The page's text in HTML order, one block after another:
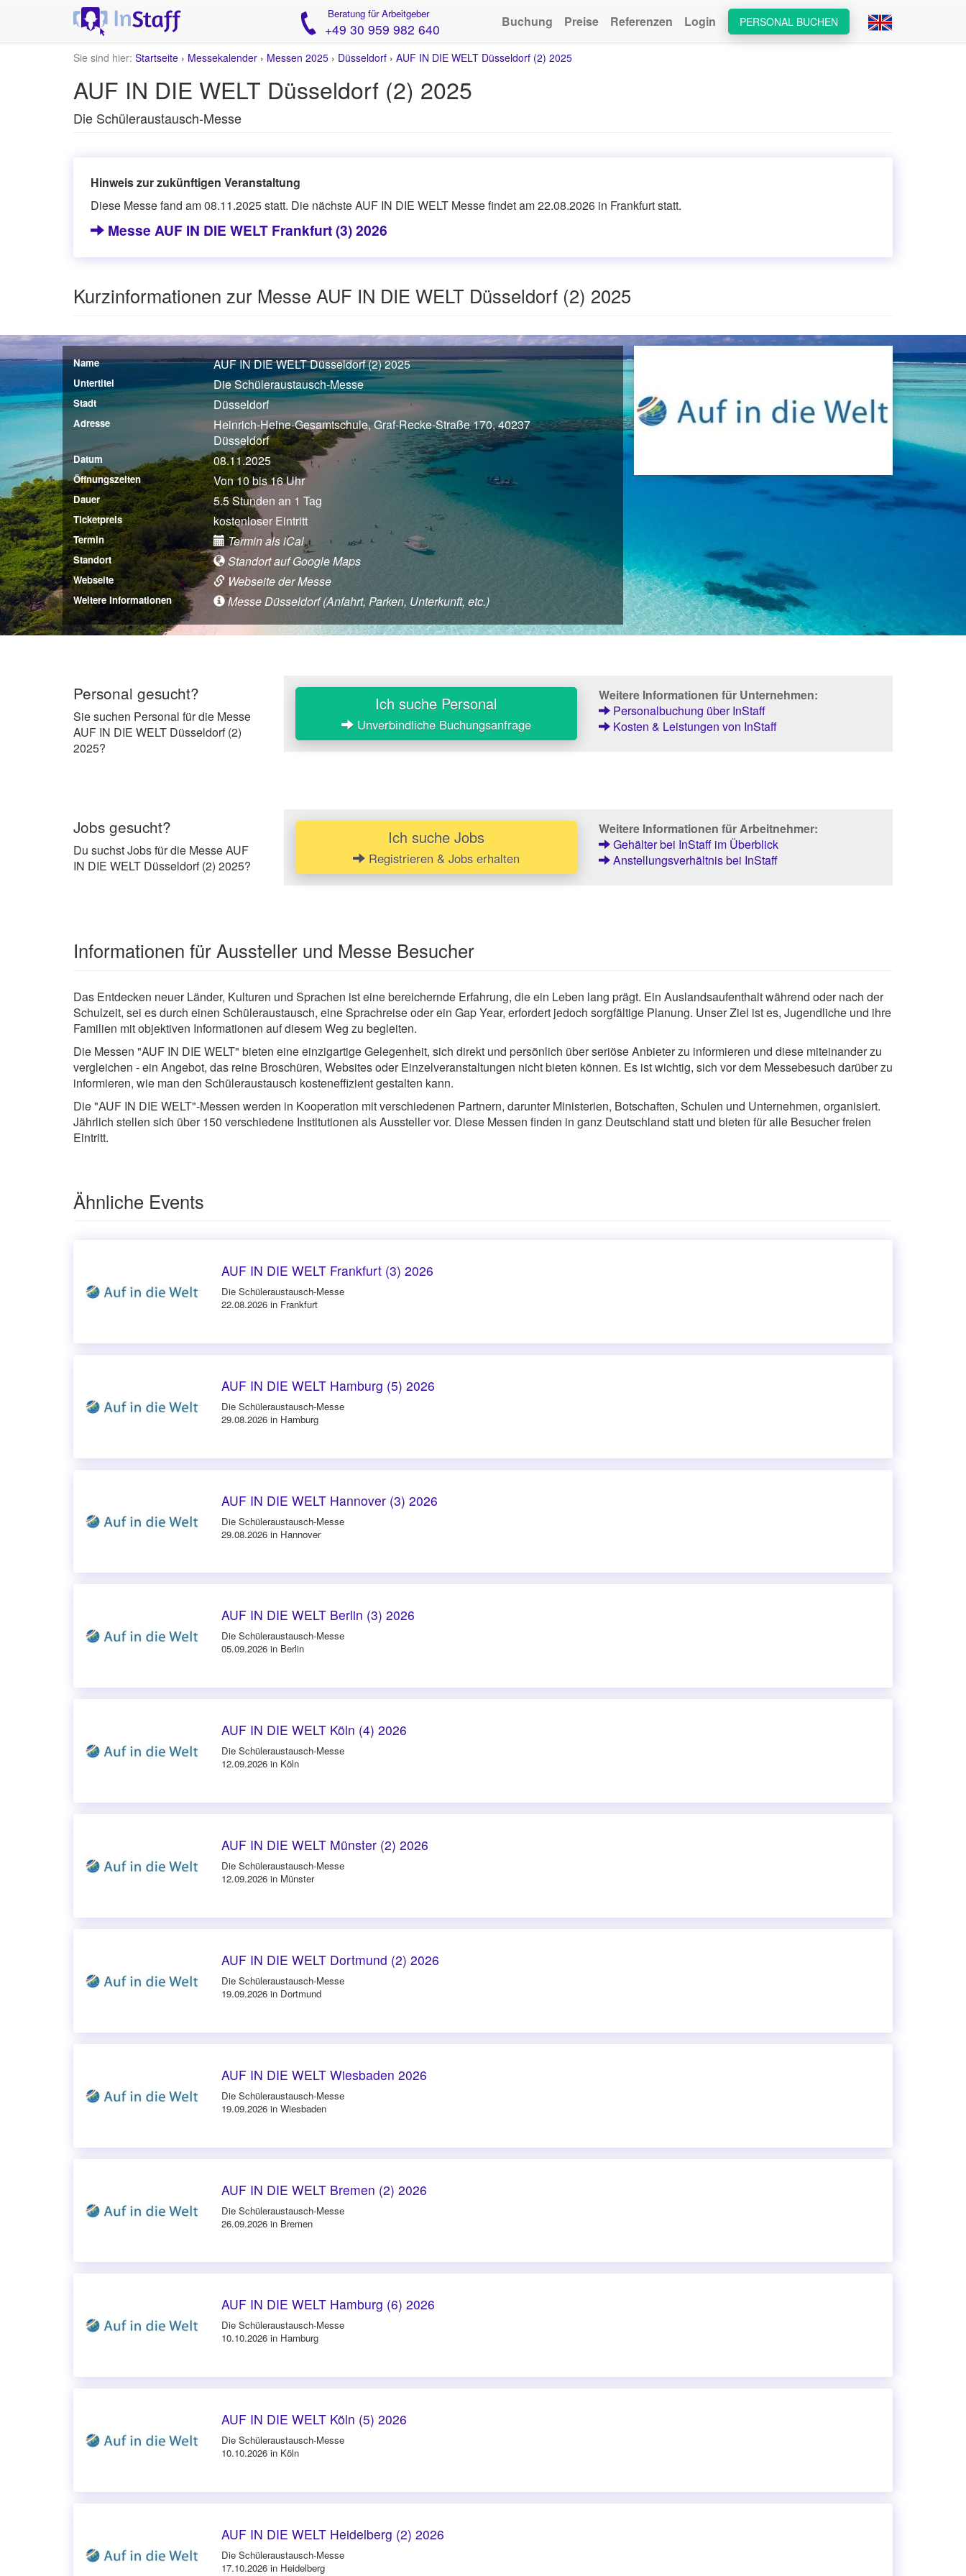
Beratung für Arbeitgeber
+49 30 959 982 640 PERSONAL BUCHEN
Buchung Preise Referenzen Login
Sie sind hier: Startseite › Messekalender › Messen 2025 › Düsseldorf › AUF IN DIE WELT Düsseldorf (2) 2025
AUF IN DIE WELT Düsseldorf (2) 2025
Die Schüleraustausch-Messe
Hinweis zur zukünftigen Veranstaltung
Diese Messe fand am 08.11.2025 statt. Die nächste AUF IN DIE WELT Messe findet am 22.08.2026 in Frankfurt statt.
Messe AUF IN DIE WELT Frankfurt (3) 2026
Kurzinformationen zur Messe AUF IN DIE WELT Düsseldorf (2) 2025
Name AUF IN DIE WELT Düsseldorf (2) 2025
Untertitel Die Schüleraustausch-Messe
Stadt Düsseldorf
Adresse
Heinrich-Heine-Gesamtschule, Graf-Recke-Straße 170, 40237
Düsseldorf
Datum 08.11.2025
Öffnungszeiten Von 10 bis 16 Uhr
Dauer 5.5 Stunden an 1 Tag
Ticketpreis kostenloser Eintritt
Termin Termin als iCal
Standort Standort auf Google Maps
Webseite Webseite der Messe
Weitere Informationen Messe Düsseldorf (Anfahrt, Parken, Unterkunft, etc.)
Personal gesucht?
Sie suchen Personal für die Messe
AUF IN DIE WELT Düsseldorf (2)
2025?
Ich suche Personal
Unverbindliche Buchungsanfrage
Weitere Informationen für Unternehmen:
Personalbuchung über InStaff
Kosten & Leistungen von InStaff
Jobs gesucht?
Du suchst Jobs für die Messe AUF
IN DIE WELT Düsseldorf (2) 2025?
Ich suche Jobs
Registrieren & Jobs erhalten
Weitere Informationen für Arbeitnehmer:
Gehälter bei InStaff im Überblick
Anstellungsverhältnis bei InStaff
Informationen für Aussteller und Messe Besucher
Das Entdecken neuer Länder, Kulturen und Sprachen ist eine bereichernde Erfahrung, die ein Leben lang prägt. Ein Auslandsaufenthalt während oder nach der
Schulzeit, sei es durch einen Schüleraustausch, eine Sprachreise oder ein Gap Year, erfordert jedoch sorgfältige Planung. Unser Ziel ist es, Jugendliche und ihre
Familien mit objektiven Informationen auf diesem Weg zu begleiten.
Die Messen "AUF IN DIE WELT" bieten eine einzigartige Gelegenheit, sich direkt und persönlich über seriöse Anbieter zu informieren und diese miteinander zu
vergleichen - ein Angebot, das reine Broschüren, Websites oder Einzelveranstaltungen nicht bieten können. Es ist wichtig, sich vor dem Messebesuch darüber zu
informieren, wie man den Schüleraustausch kosteneffizient gestalten kann.
Die "AUF IN DIE WELT"-Messen werden in Kooperation mit verschiedenen Partnern, darunter Ministerien, Botschaften, Schulen und Unternehmen, organisiert.
Jährlich stellen sich über 150 verschiedene Institutionen als Aussteller vor. Diese Messen finden in ganz Deutschland statt und bieten für alle Besucher freien
Eintritt.
Ähnliche Events
AUF IN DIE WELT Frankfurt (3) 2026
Die Schüleraustausch-Messe
22.08.2026 in Frankfurt
AUF IN DIE WELT Hamburg (5) 2026
Die Schüleraustausch-Messe
29.08.2026 in Hamburg
AUF IN DIE WELT Hannover (3) 2026
Die Schüleraustausch-Messe
29.08.2026 in Hannover
AUF IN DIE WELT Berlin (3) 2026
Die Schüleraustausch-Messe
05.09.2026 in Berlin
AUF IN DIE WELT Köln (4) 2026
Die Schüleraustausch-Messe
12.09.2026 in Köln
AUF IN DIE WELT Münster (2) 2026
Die Schüleraustausch-Messe
12.09.2026 in Münster
AUF IN DIE WELT Dortmund (2) 2026
Die Schüleraustausch-Messe
19.09.2026 in Dortmund
AUF IN DIE WELT Wiesbaden 2026
Die Schüleraustausch-Messe
19.09.2026 in Wiesbaden
AUF IN DIE WELT Bremen (2) 2026
Die Schüleraustausch-Messe
26.09.2026 in Bremen
AUF IN DIE WELT Hamburg (6) 2026
Die Schüleraustausch-Messe
10.10.2026 in Hamburg
AUF IN DIE WELT Köln (5) 2026
Die Schüleraustausch-Messe
10.10.2026 in Köln
AUF IN DIE WELT Heidelberg (2) 2026
Die Schüleraustausch-Messe
17.10.2026 in Heidelberg